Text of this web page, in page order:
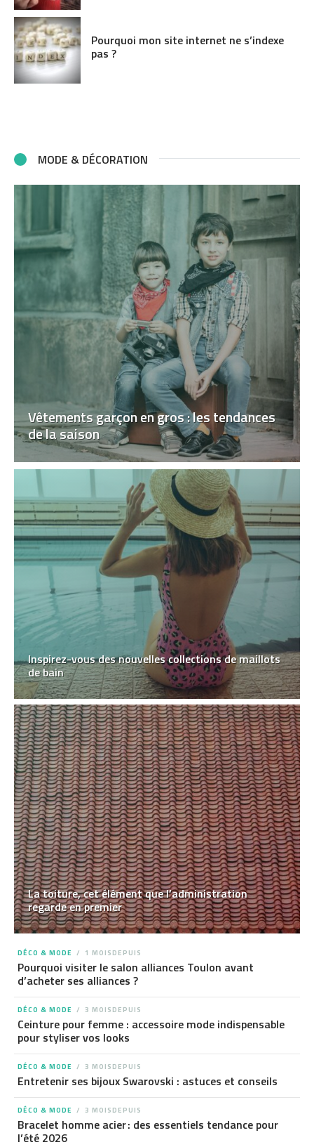
Pourquoi mon site internet ne s’indexe
pas ?
MODE & DÉCORATION
Vêtements garçon en gros : les tendances
de la saison
Inspirez-vous des nouvelles collections de maillots
de bain
La toiture, cet élément que l’administration
regarde en premier
DÉCO & MODE 1 MOISDEPUIS
Pourquoi visiter le salon alliances Toulon avant
d’acheter ses alliances ?
DÉCO & MODE 3 MOISDEPUIS
Ceinture pour femme : accessoire mode indispensable
pour styliser vos looks
DÉCO & MODE 3 MOISDEPUIS
Entretenir ses bijoux Swarovski : astuces et conseils
DÉCO & MODE 3 MOISDEPUIS
Bracelet homme acier : des essentiels tendance pour
l’été 2026